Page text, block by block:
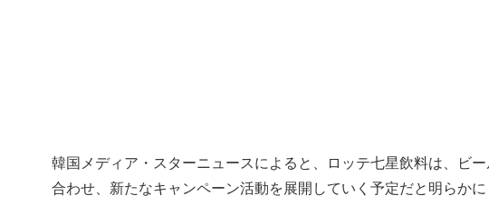
韓国メディア・スターニュースによると、ロッテ七星飲料は、ビ
合わせ、新たなキャンペーン活動を展開していく予定だと明らかに